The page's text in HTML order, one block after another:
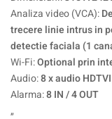
Analiza video (VCA):
trecere linie intrus in
detectie faciala (1
Wi-Fi:Optional prin
Audio:8 x audio
Alarma:8 IN / 4 OUT
„